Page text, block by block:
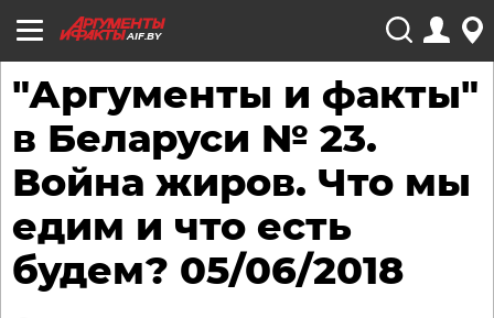
AIF.BY
"Аргументы и факты"
в Беларуси № 23.
Война жиров. Что мы
едим и что есть
будем? 05/06/2018